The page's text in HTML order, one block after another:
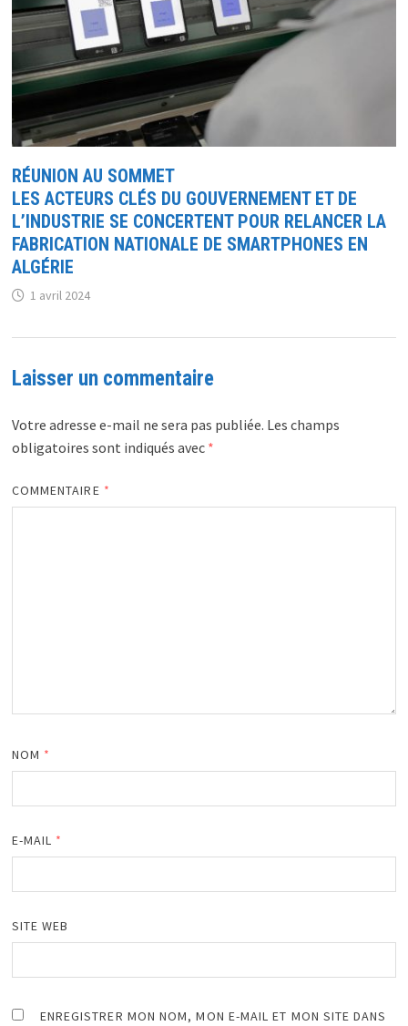
RÉUNION AU SOMMET
LES ACTEURS CLÉS DU GOUVERNEMENT ET DE
L’INDUSTRIE SE CONCERTENT POUR RELANCER LA
FABRICATION NATIONALE DE SMARTPHONES EN
ALGÉRIE
1 avril 2024
Laisser un commentaire
Votre adresse e-mail ne sera pas publiée. Les champs
obligatoires sont indiqués avec *
COMMENTAIRE *
NOM *
E-MAIL *
SITE WEB
ENREGISTRER MON NOM, MON E-MAIL ET MON SITE DANS